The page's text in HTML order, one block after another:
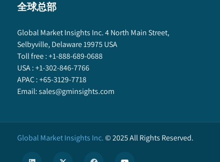
全球总部
Global Market Insights Inc. 4 North Main Street,
Selbyville, Delaware 19975 USA
Toll free :+1-888-689-0688
USA :+1-302-846-7766
APAC :+65-3129-7718
Email:sales@gminsights.com
Global Market Insights Inc.©2025All Rights Reserved.